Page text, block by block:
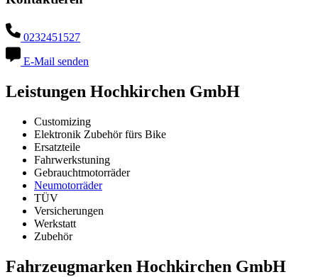
0232451527
E-Mail senden
Leistungen Hochkirchen GmbH
Customizing
Elektronik Zubehör fürs Bike
Ersatzteile
Fahrwerkstuning
Gebrauchtmotorräder
Neumotorräder
TÜV
Versicherungen
Werkstatt
Zubehör
Fahrzeugmarken Hochkirchen GmbH